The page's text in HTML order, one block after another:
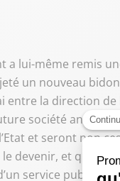
a lui-même remis
un nouveau
entre la direction
société
et seront non
devenir, et que ce
service public